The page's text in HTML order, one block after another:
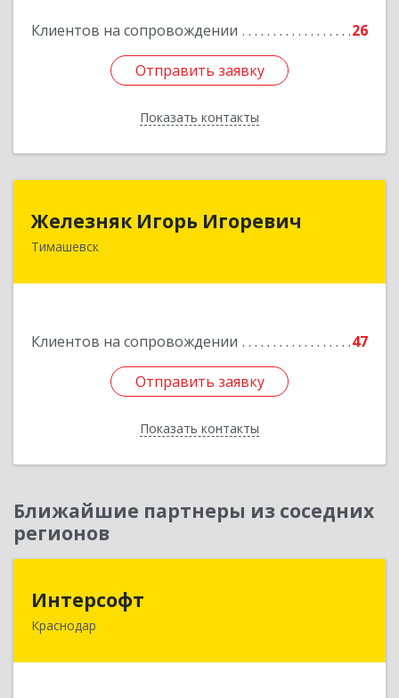
Клиентов на сопровождении 26
Отправить заявку
Показать контакты
Отправить заявку
Назад
Железняк Игорь Игоревич
Тимашевск
Клиентов на сопровождении 47
Отправить заявку
Показать контакты
352700, Краснодарский край, Тимашевский р-н,
Отправить заявку
Назад
Ближайшие партнеры из соседних
регионов
Интерсофт
Краснодар350020, Краснодарский край, Краснодар г,